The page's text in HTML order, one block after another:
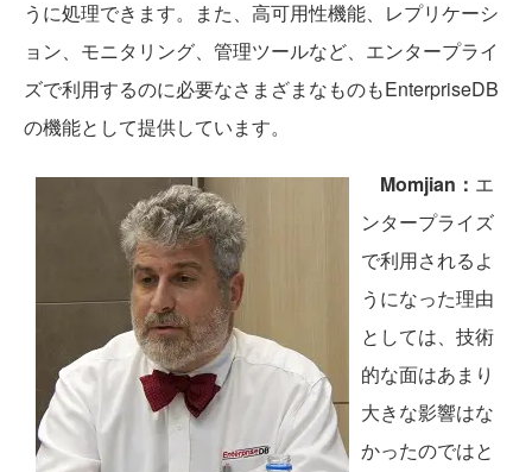
うに処理できます。また、高可用性機能、レプリケーシ
ョン、モニタリング、管理ツールなど、エンタープライ
ズで利用するのに必要なさまざまなものもEnterpriseDB
の機能として提供しています。
Momjian： エ
ンタープライズ
で利用されるよ
うになった理由
としては、技術
的な面はあまり
大きな影響はな
かったのではと